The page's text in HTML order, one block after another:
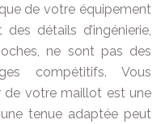
de votre équipement
détails d’ingénierie,
ne sont pas des
compétitifs. Vous
de votre maillot est une
tenue adaptée peut